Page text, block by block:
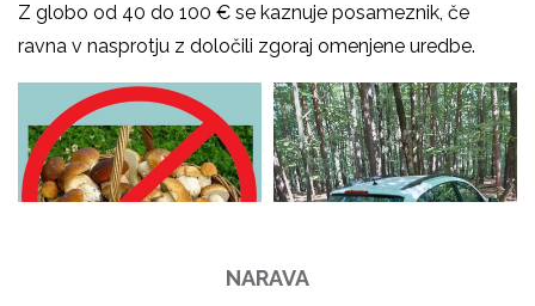
Z globo od 40 do 100 € se kaznuje posameznik, če
ravna v nasprotju z določili zgoraj omenjene uredbe.
NARAVA